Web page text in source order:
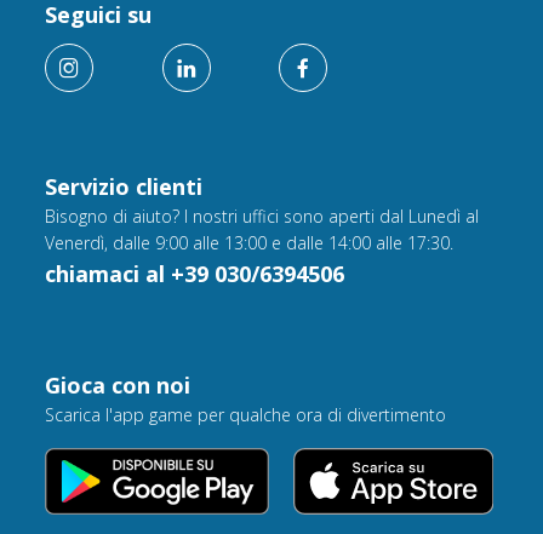
Servizio clienti
Bisogno di aiuto? I nostri uffici sono aperti dal Lunedì al
Venerdì, dalle 9:00 alle 13:00 e dalle 14:00 alle 17:30.
chiamaci al +39 030/6394506
Seguici su
Gioca con noi
Scarica l'app game per qualche ora di divertimento